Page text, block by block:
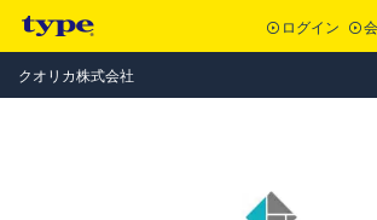
ログイン
クオリカ株式会社